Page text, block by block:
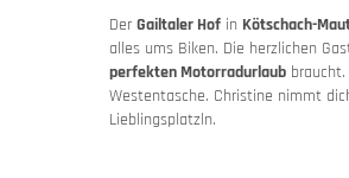
Der Gailtaler Hof in Kötschach-
alles ums Biken. Die herzlichen
perfekten Motorradurlaub
Westentasche. Christine nimmt
Lieblingsplatzln.